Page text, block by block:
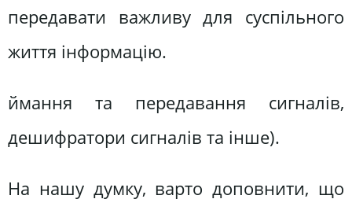
передавати важливу для суспільного
життя інформацію.
ймання та передавання сигналів,
дешифратори сигналів та інше).
На нашу думку, варто доповнити, що